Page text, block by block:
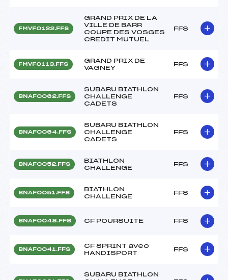
FMVF0122.FFS
GRAND PRIX DE LA
VILLE DE BARR
COUPE DES VOSGES
CREDIT MUTUEL
FFS
FMVF0113.FFS
GRAND PRIX DE
VAGNEY
FFS
BNAF0062.FFS
SUBARU BIATHLON
CHALLENGE
CADETS
FFS
BNAF0064.FFS
SUBARU BIATHLON
CHALLENGE
CADETS
FFS
BNAF0052.FFS
BIATHLON
CHALLENGE
FFS
BNAF0051.FFS
BIATHLON
CHALLENGE
FFS
BNAF0048.FFS CF POURSUITE FFS
BNAF0041.FFS
CF SPRINT avec
HANDISPORT
FFS
SUBARU BIATHLON